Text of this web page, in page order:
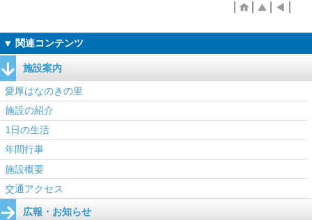
施設案内
愛厚はなのきの里
施設の紹介
1日の生活
年間行事
施設概要
交通アクセス
広報・お知らせ